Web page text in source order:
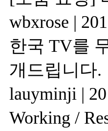
wbxrose |
한국 TV를
개드립니다.
lauyminji |
Working /